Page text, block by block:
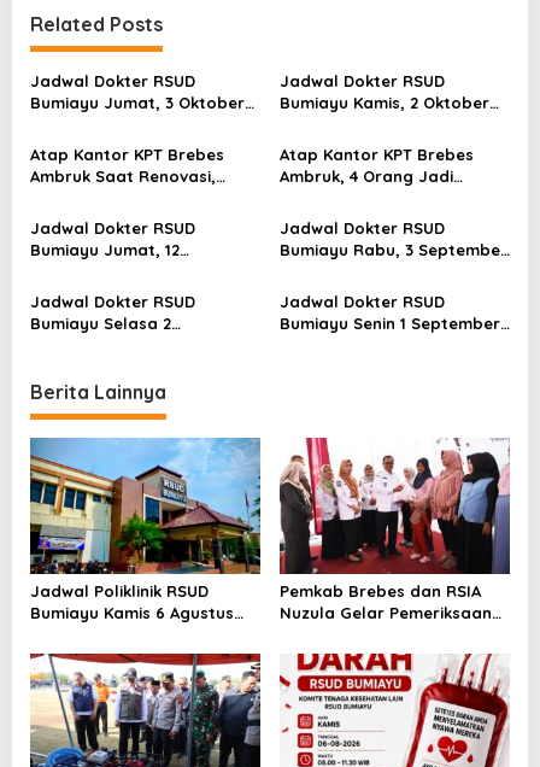
n
a
v
i
g
a
t
i
n
Related Posts
Jadwal Dokter RSUD
Bumiayu Jumat, 3 Oktober
dengan Fasilitas Modern
Jadwal Dokter RSUD
Bumiayu Kamis, 2 Oktober
Semua Poli
Atap Kantor KPT Brebes
Ambruk Saat Renovasi,
Atap Kantor KPT Brebes
Ambruk, 4 Orang Jadi
Jadwal Dokter RSUD
Bumiayu Jumat, 12
Siap Layani Pasien
Jadwal Dokter RSUD
Bumiayu Rabu, 3 September
Semua Polie
Jadwal Dokter RSUD
Bumiayu Selasa 2
Jadwal Dokter RSUD
Bumiayu Senin 1 September
Berita Lainnya
Jadwal Poliklinik RSUD
Bumiayu Kamis 6 Agustus
Dokter Sebelum Berkunjung
Pemkab Brebes dan RSIA
Nuzula Gelar Pemeriksaan
Perkuat Kesehatan Ibu dan
Bayi